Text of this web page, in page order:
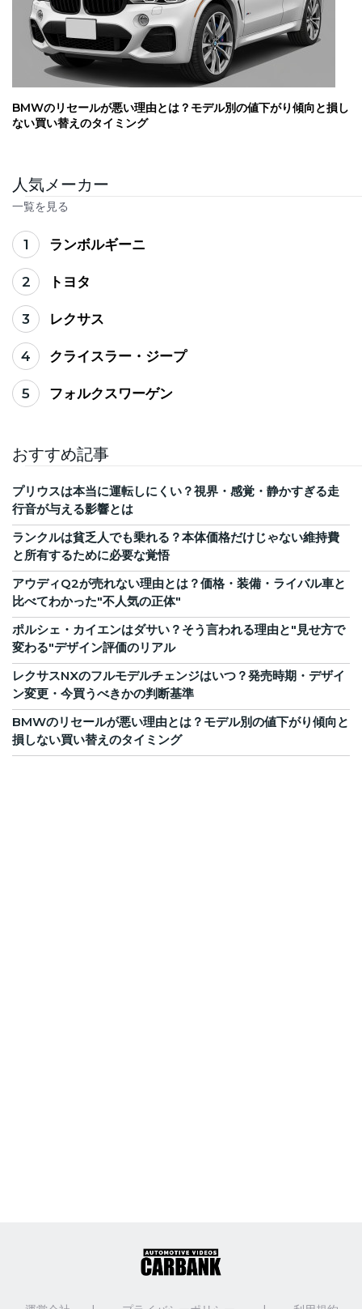
BMWのリセールが悪い理由とは？モデル別の値下がり傾向と損し
ない買い替えのタイミング
人気メーカー
一覧を見る
1 ランボルギーニ
2 トヨタ
3 レクサス
4 クライスラー・ジープ
5 フォルクスワーゲン
おすすめ記事
プリウスは本当に運転しにくい？視界・感覚・静かすぎる走
行音が与える影響とは
ランクルは貧乏人でも乗れる？本体価格だけじゃない維持費
と所有するために必要な覚悟
アウディQ2が売れない理由とは？価格・装備・ライバル車と
比べてわかった"不人気の正体"
ポルシェ・カイエンはダサい？そう言われる理由と"見せ方で
変わる"デザイン評価のリアル
レクサスNXのフルモデルチェンジはいつ？発売時期・デザイ
ン変更・今買うべきかの判断基準
BMWのリセールが悪い理由とは？モデル別の値下がり傾向と
損しない買い替えのタイミング